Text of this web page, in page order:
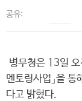
공유:
병무청은 13일 오
멘토링사업」을
다고 밝혔다.